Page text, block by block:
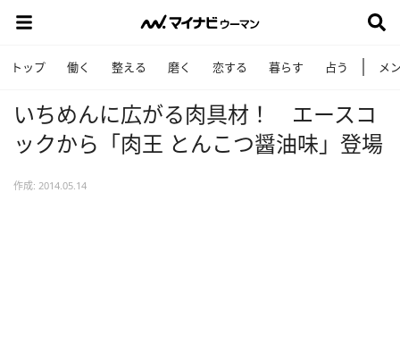
トップ 働く 整える 磨く 恋する 暮らす 占う メ
いちめんに広がる肉具材！ エースコ
ックから「肉王 とんこつ醤油味」登場
作成: 2014.05.14